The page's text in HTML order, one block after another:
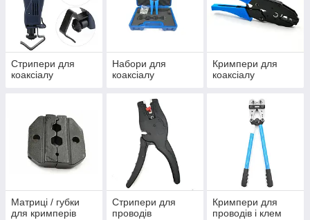
Стрипери для
коаксіалу
Набори для
коаксіалу
Кримпери для
коаксіалу
Матриці / губки
для кримперів
Стрипери для
проводів
Кримпери для
проводів і клем